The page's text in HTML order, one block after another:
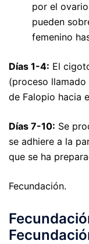
por el
pueden
femenino
Días 1-4: El
(proceso
de Falopio hacia
Días 7-10: Se
se adhiere a la
que se ha
Fecundación.